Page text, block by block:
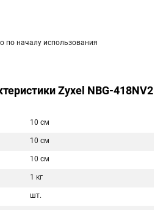
по началу использования
Zyxel NBG-418NV2
10 см
10 см
10 см
1 кг
шт.